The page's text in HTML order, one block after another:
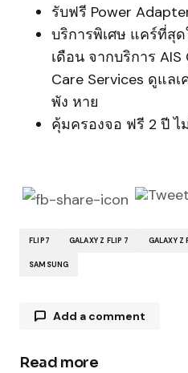
รับฟรี Power
บริการพิเศษ แคร์ที่สุด
เดือน จากบริการ
Care Services ดูแล
พัง หาย
คุ้มครองจอ ฟรี 2 ปี ไ
FLIP7 GALAXY Z FLIP 7 GALAXY Z
SAMSUNG
Add a comment
Read more